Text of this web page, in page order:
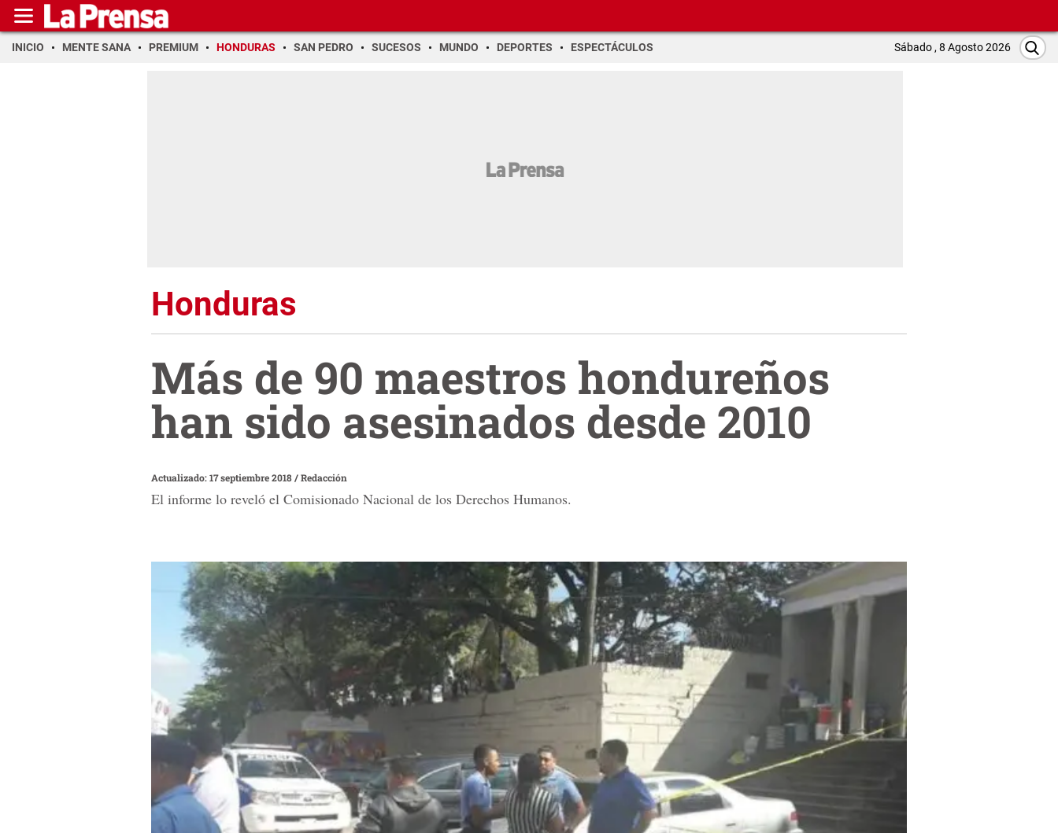
INICIO MENTE SANA PREMIUM HONDURAS SAN PEDRO SUCESOS MUNDO DEPORTES ESPECTÁCULOS Sábado , 8 Agosto 2026
Honduras
Más de 90 maestros hondureños
han sido asesinados desde 2010
Actualizado: 17 septiembre 2018/Redacción
El informe lo reveló el Comisionado Nacional de los Derechos Humanos.